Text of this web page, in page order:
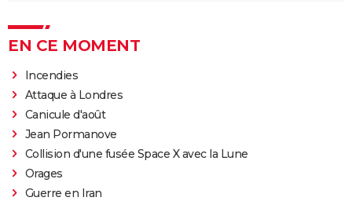
EN CE MOMENT
Incendies
Attaque à Londres
Canicule d'août
Jean Pormanove
Collision d'une fusée Space X avec la Lune
Orages
Guerre en Iran